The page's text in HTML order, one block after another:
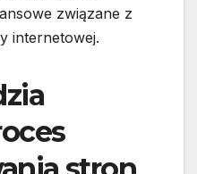
związane z
internetowej.